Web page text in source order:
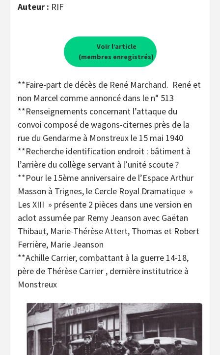
Auteur : RIF
Voir l’article
(membres enregistrés)
**Faire-part de décès de René Marchand. René et
non Marcel comme annoncé dans le n° 513
**Renseignements concernant l’attaque du
convoi composé de wagons-citernes près de la
rue du Gendarme à Monstreux le 15 mai 1940
**Recherche identification endroit : bâtiment à
l’arrière du collège servant à l’unité scoute ?
**Pour le 15ème anniversaire de l’Espace Arthur
Masson à Trignes, le Cercle Royal Dramatique »
Les XIII » présente 2 pièces dans une version en
aclot assumée par Remy Jeanson avec Gaëtan
Thibaut, Marie-Thérèse Attert, Thomas et Robert
Ferrière, Marie Jeanson
**Achille Carrier, combattant à la guerre 14-18,
père de Thérèse Carrier , dernière institutrice à
Monstreux